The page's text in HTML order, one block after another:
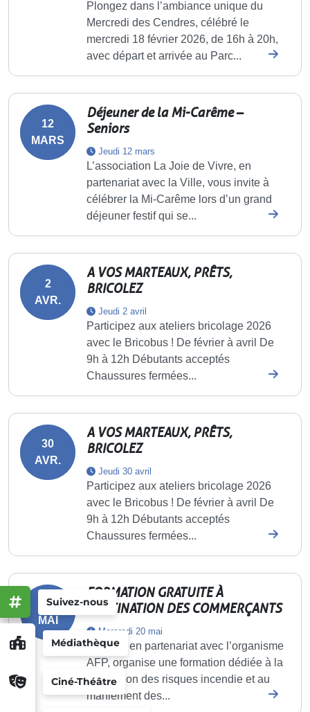
Médiathèque
Ciné-Théâtre
Suivez-nous
Plongez dans l’ambiance unique du
Mercredi des Cendres, célébré le
mercredi 18 février 2026, de 16h à 20h,
avec départ et arrivée au Parc...
12
MARS
Déjeuner de la Mi-Carême –
Seniors
Jeudi 12 mars
L’association La Joie de Vivre, en
partenariat avec la Ville, vous invite à
célébrer la Mi-Carême lors d’un grand
déjeuner festif qui se...
2
AVR.
A VOS MARTEAUX, PRÊTS,
BRICOLEZ
Jeudi 2 avril
Participez aux ateliers bricolage 2026
avec le Bricobus ! De février à avril De
9h à 12h Débutants acceptés
Chaussures fermées...
30
AVR.
A VOS MARTEAUX, PRÊTS,
BRICOLEZ
Jeudi 30 avril
Participez aux ateliers bricolage 2026
avec le Bricobus ! De février à avril De
9h à 12h Débutants acceptés
Chaussures fermées...
20
MAI
FORMATION GRATUITE À
DESTINATION DES COMMERÇANTS
Mercredi 20 mai
La Ville, en partenariat avec l’organisme
AFP, organise une formation dédiée à la
prévention des risques incendie et au
maniement des...